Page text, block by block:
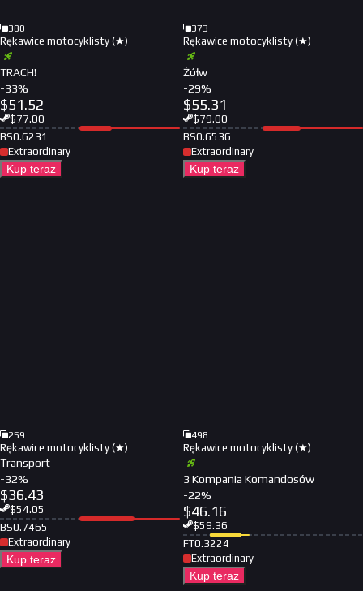
380
Rękawice motocyklisty (★)
TRACH!
-33%
$51.52
$77.00
BS0.6231
Extraordinary
Kup teraz
373
Rękawice motocyklisty (★)
Żółw
-29%
$55.31
$79.00
BS0.6536
Extraordinary
Kup teraz
259
Rękawice motocyklisty (★)
Transport
-32%
$36.43
$54.05
BS0.7465
Extraordinary
Kup teraz
498
Rękawice motocyklisty (★)
3 Kompania Komandosów
-22%
$46.16
$59.36
FT0.3224
Extraordinary
Kup teraz